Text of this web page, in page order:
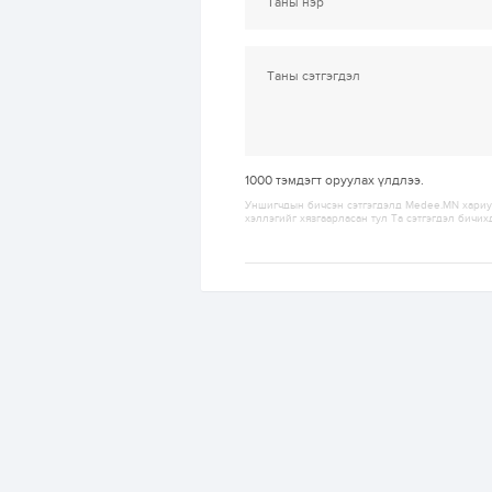
1000 тэмдэгт оруулах үлдлээ.
Уншигчдын бичсэн сэтгэгдэлд Medee.MN
хэллэгийг хязгаарласан тул Та сэтгэгдэл